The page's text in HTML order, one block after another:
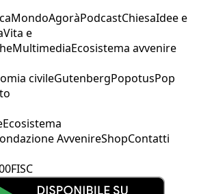
MondoAgoràPodcastChiesaIdee e
Vita e
MultimediaEcosistema avvenire
civileGutenbergPopotusPop
Ecosistema
AvvenireShopContatti
FISC